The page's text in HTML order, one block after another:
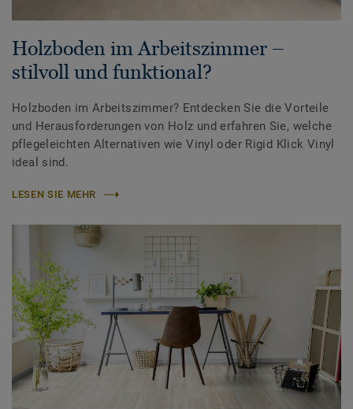
Holzboden im Arbeitszimmer –
stilvoll und funktional?
Holzboden im Arbeitszimmer? Entdecken Sie die Vorteile
und Herausforderungen von Holz und erfahren Sie, welche
pflegeleichten Alternativen wie Vinyl oder Rigid Klick Vinyl
ideal sind.
LESEN SIE MEHR